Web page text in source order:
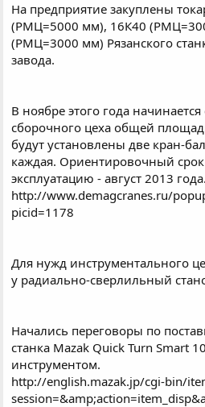
На предприятие закуплены
(РМЦ=5000 мм), 16К40
(РМЦ=3000 мм) Рязанского
завода.
В ноябре этого года начинается
сборочного цеха общей
будут установлены две кран-
каждая. Ориентировочный срок
эксплуатацию - август 2013 года.
http://www.demagcranes.ru/
picid=1178
Для нужд инструментального
у радиально-сверлильный
Начались переговоры по
станка Mazak Quick Turn Smart
инструментом.
http://english.mazak.jp/cgi-bin/